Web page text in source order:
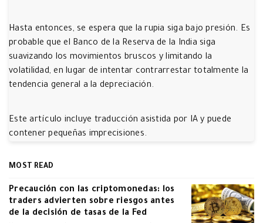
Hasta entonces, se espera que la rupia siga bajo presión. Es
probable que el Banco de la Reserva de la India siga
suavizando los movimientos bruscos y limitando la
volatilidad, en lugar de intentar contrarrestar totalmente la
tendencia general a la depreciación.
Este artículo incluye traducción asistida por IA y puede
contener pequeñas imprecisiones.
MOST READ
Precaución con las criptomonedas: los
traders advierten sobre riesgos antes
de la decisión de tasas de la Fed